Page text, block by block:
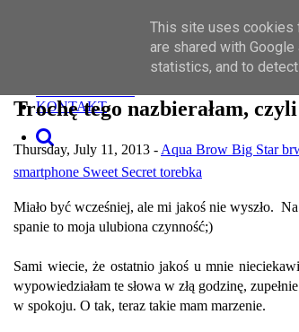
KONTAKT
SZUKAJ
Trochę tego nazbierałam,
Thursday, July 11, 2013 - Aqua Brow Big Star
smartphone Sweet Secret torebka
Miało być wcześniej, ale mi jakoś nie wyszło.
spanie to moja ulubiona czynność;)
Sami wiecie, że ostatnio jakoś u mnie
wypowiedziałam te słowa w złą godzinę,
w spokoju. O tak, teraz takie mam marzenie.
This site uses cookies
are shared with
statistics, and to